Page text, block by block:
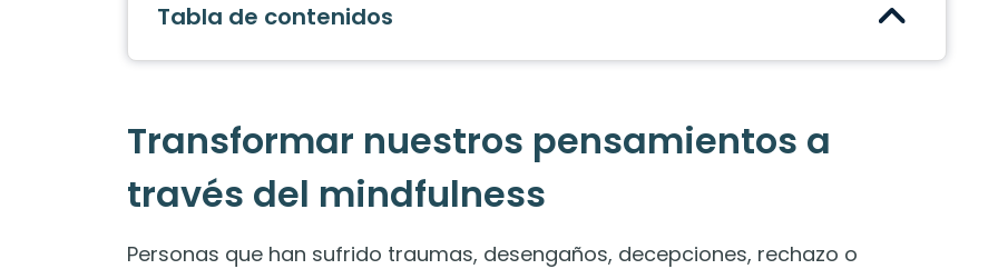
Tabla de contenidos
Transformar nuestros pensamientos a
través del mindfulness
Personas que han sufrido traumas, desengaños, decepciones, rechazo o